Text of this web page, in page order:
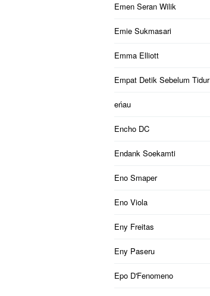
Emen Seran Wilik
Emie Sukmasari
Emma Elliott
Empat Detik Sebelum Tidur
eńau
Encho DC
Endank Soekamti
Eno Smaper
Eno Viola
Eny Freitas
Eny Paseru
Epo D'Fenomeno